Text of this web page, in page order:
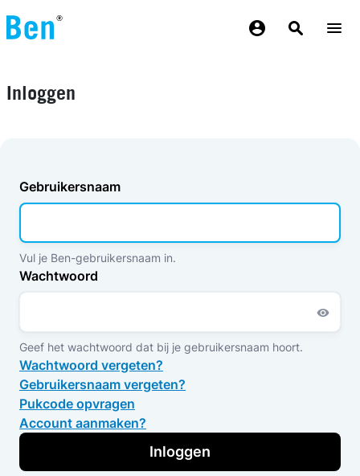
Inloggen
Gebruikersnaam
Vul je Ben-gebruikersnaam in.
Wachtwoord
Geef het wachtwoord dat bij je gebruikersnaam hoort.
Wachtwoord vergeten?
Gebruikersnaam vergeten?
Pukcode opvragen
Account aanmaken?
Inloggen